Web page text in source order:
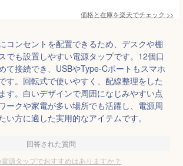
価格と在庫を楽天でチェック >>
コンセントを配置できるため、デスクや棚
でも設置しやすい電源タップです。12個口
て接続でき、USBやType-Cポートもスマホ
す。回転式で使いやすく、配線整理をした
す。白いデザインで周囲になじみやすい点
ークや家電が多い場所でも活躍し、電源周
い方に適した実用的なアイテムです。
回答された質問
源タップでおすすめはありますか？